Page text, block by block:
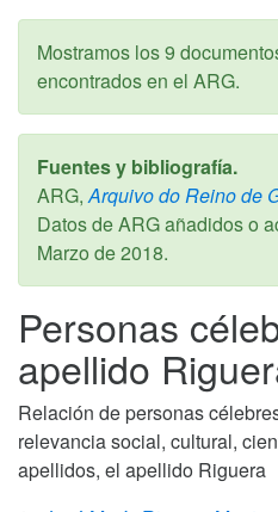
Mostramos los 9
encontrados en el ARG.
Fuentes y bibliografía.
ARG, Arquivo do Reino de
Datos de ARG añadidos o
Marzo de 2018.
Personas
apellido
Relación de personas
relevancia social, cultural,
apellidos, el apellido Riguera